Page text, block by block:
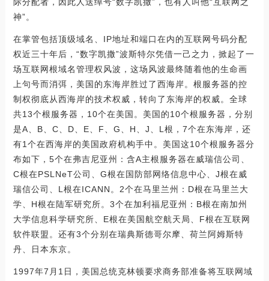
神”。
在掌管包括顶级域名、IP地址和端口在内的互联网号码分配
权近三十年后，“数字凯撒”波斯特尔凭借一己之力，掀起了一
场互联网根域名管理权风波，这场风波最终随着他的生命画
上句号而消弭，美国的东海岸胜过了西海岸。根服务器的控
制权彻底从西海岸的技术权威，转向了东海岸的权威。全球
共13个根服务器，10个在美国。美国的10个根服务器，分别
是A、B、C、D、E、F、G、H、J、L根，7个在东海岸，还
有1个在西海岸的美国政府机构手中。美国这10个根服务器分
布如下，5个在弗吉尼亚州：含A主根服务器在威瑞信公司、
C根在PSLNeT公司、G根在国防部网络信息中心、J根在威
瑞信公司、L根在ICANN。2个在马里兰州：D根在马里兰大
学、H根在陆军研究所。3个在加利福尼亚州：B根在南加州
大学信息科学研究所、E根在美国航空航天局、F根在互联网
软件联盟。还有3个分别在瑞典斯德哥尔摩、荷兰阿姆斯特
丹、日本东京。
1997年7月1日，美国总统克林顿要求商务部准备将互联网域